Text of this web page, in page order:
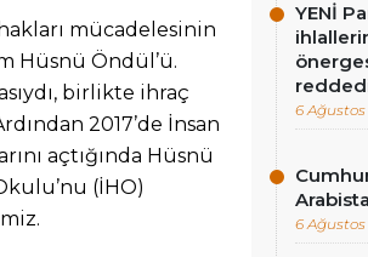
mücadelesinin
Hüsnü Öndül’ü.
birlikte ihraç
2017’de İnsan
açtığında Hüsnü
(İHO)
YENİ
6
6